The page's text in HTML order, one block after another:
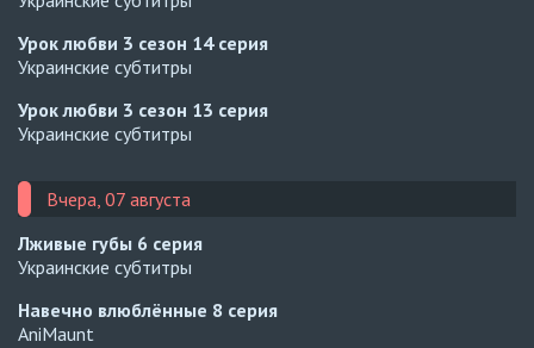
Урок любви 3 сезон 14 серия
Украинские субтитры
Урок любви 3 сезон 13 серия
Украинские субтитры
Вчера, 07 августа
Лживые губы 6 серия
Украинские субтитры
Навечно влюблённые 8 серия
AniMaunt